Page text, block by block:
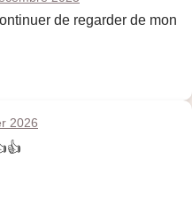
de regarder de mon
2026